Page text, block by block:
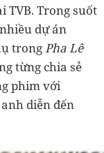
TVB. Trong suốt
dự án
trong Pha Lê
từng chia sẻ
phim với
diễn đến